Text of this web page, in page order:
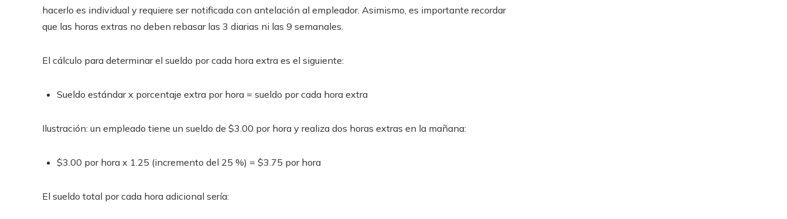
hacerlo es individual y requiere ser notificada con antelación al empleador. Asimismo, es importante recordar
que las horas extras no deben rebasar las 3 diarias ni las 9 semanales.
El cálculo para determinar el sueldo por cada hora extra es el siguiente:
Sueldo estándar x porcentaje extra por hora = sueldo por cada hora extra
Ilustración: un empleado tiene un sueldo de $3.00 por hora y realiza dos horas extras en la mañana:
$3.00 por hora x 1.25 (incremento del 25 %) = $3.75 por hora
El sueldo total por cada hora adicional sería: